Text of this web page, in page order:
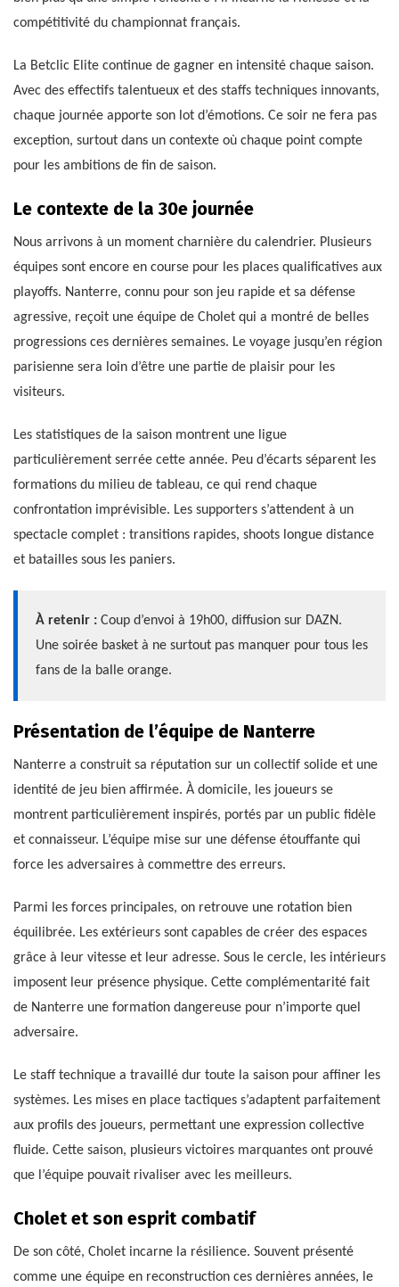
compétitivité du championnat français.
La Betclic Elite continue de gagner en intensité chaque saison.
Avec des effectifs talentueux et des staffs techniques innovants,
chaque journée apporte son lot d’émotions. Ce soir ne fera pas
exception, surtout dans un contexte où chaque point compte
pour les ambitions de fin de saison.
Le contexte de la 30e journée
Nous arrivons à un moment charnière du calendrier. Plusieurs
équipes sont encore en course pour les places qualificatives aux
playoffs. Nanterre, connu pour son jeu rapide et sa défense
agressive, reçoit une équipe de Cholet qui a montré de belles
progressions ces dernières semaines. Le voyage jusqu’en région
parisienne sera loin d’être une partie de plaisir pour les
visiteurs.
Les statistiques de la saison montrent une ligue
particulièrement serrée cette année. Peu d’écarts séparent les
formations du milieu de tableau, ce qui rend chaque
confrontation imprévisible. Les supporters s’attendent à un
spectacle complet : transitions rapides, shoots longue distance
et batailles sous les paniers.
À retenir : Coup d’envoi à 19h00, diffusion sur DAZN.
Une soirée basket à ne surtout pas manquer pour tous les
fans de la balle orange.
Présentation de l’équipe de Nanterre
Nanterre a construit sa réputation sur un collectif solide et une
identité de jeu bien affirmée. À domicile, les joueurs se
montrent particulièrement inspirés, portés par un public fidèle
et connaisseur. L’équipe mise sur une défense étouffante qui
force les adversaires à commettre des erreurs.
Parmi les forces principales, on retrouve une rotation bien
équilibrée. Les extérieurs sont capables de créer des espaces
grâce à leur vitesse et leur adresse. Sous le cercle, les intérieurs
imposent leur présence physique. Cette complémentarité fait
de Nanterre une formation dangereuse pour n’importe quel
adversaire.
Le staff technique a travaillé dur toute la saison pour affiner les
systèmes. Les mises en place tactiques s’adaptent parfaitement
aux profils des joueurs, permettant une expression collective
fluide. Cette saison, plusieurs victoires marquantes ont prouvé
que l’équipe pouvait rivaliser avec les meilleurs.
Cholet et son esprit combatif
De son côté, Cholet incarne la résilience. Souvent présenté
comme une équipe en reconstruction ces dernières années, le